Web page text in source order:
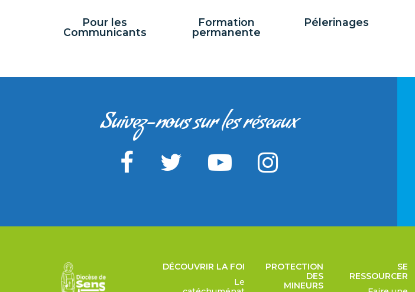
Pour les
Communicants
Formation
permanente
Pélerinages
Suivez-nous sur les réseaux
DÉCOUVRIR LA FOI
Le
PROTECTION
DES
MINEURS
SE
RESSOURCER